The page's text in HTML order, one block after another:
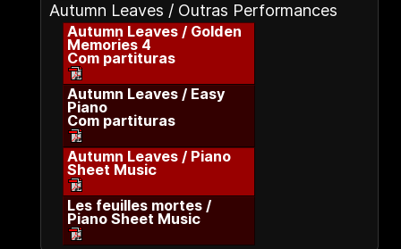
Autumn Leaves / Outras Performances
Autumn Leaves / Golden
Memories 4
Com partituras
Autumn Leaves / Easy
Piano
Com partituras
Autumn Leaves / Piano
Sheet Music
Les feuilles mortes /
Piano Sheet Music